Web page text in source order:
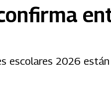
escolares 2026